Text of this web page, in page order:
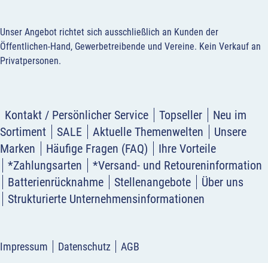
Unser Angebot richtet sich ausschließlich an Kunden der
Öffentlichen-Hand, Gewerbetreibende und Vereine. Kein Verkauf an
Privatpersonen.
Kontakt / Persönlicher Service Topseller
Neu im
Sortiment
SALE Aktuelle Themenwelten
Unsere
Marken
Häufige Fragen (FAQ)
Ihre Vorteile
*Zahlungsarten
*Versand- und Retoureninformation
Batterienrücknahme
Stellenangebote
Über uns
Strukturierte Unternehmensinformationen
Impressum Datenschutz AGB